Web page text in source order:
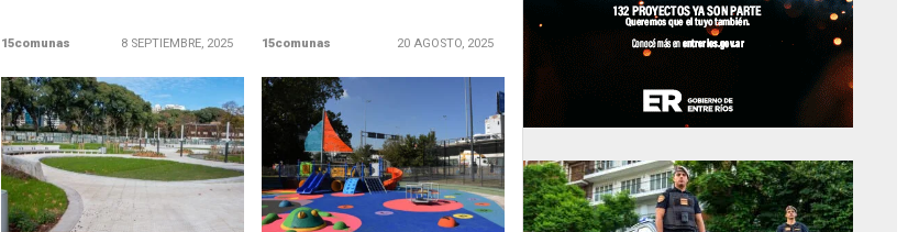
15comunas 8 SEPTIEMBRE, 2025 15comunas 20 AGOSTO, 2025
LEER MAS LEER MAS